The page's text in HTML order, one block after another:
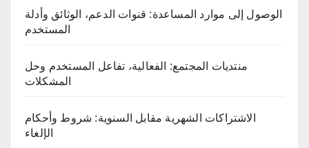
الوصول إلى موارد المساعدة: قنوات الدعم، الوثائق وأدلة
المستخدم
منتديات المجتمع: الفعالية، تفاعل المستخدم وحل
المشكلات
الاشتراكات الشهرية مقابل السنوية: شروط وأحكام
الإلغاء